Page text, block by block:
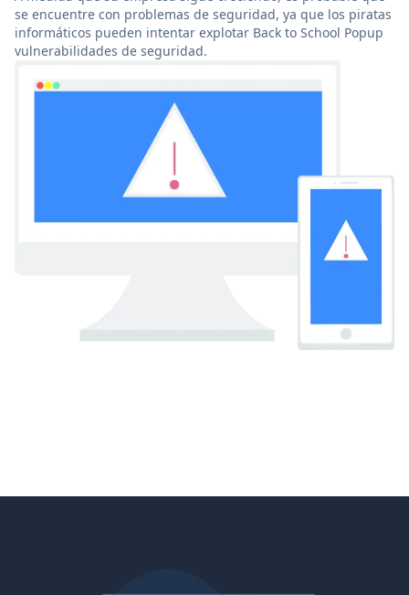
se encuentre con problemas de seguridad, ya que los piratas
informáticos pueden intentar explotar Back to School Popup
vulnerabilidades de seguridad.